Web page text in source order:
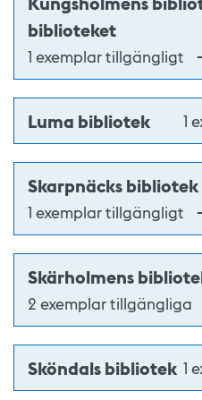
biblioteket
1 exemplar tillgängligt
Luma bibliotek 1
Skarpnäcks bibliotek
1 exemplar tillgängligt
Skärholmens
2 exemplar tillgängliga
Sköndals bibliotek 1